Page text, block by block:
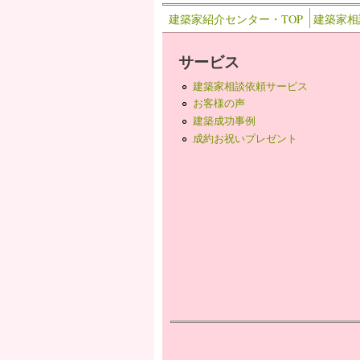
建築家紹介センター・TOP 建築家
サービス
建築家相談依頼サービス
お客様の声
建築成功事例
成約お祝いプレゼント